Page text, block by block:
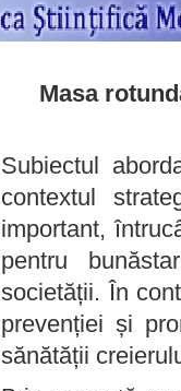
Masa
Subiectul
contextul
important,
pentru
societății. În
prevenției și
sănătății